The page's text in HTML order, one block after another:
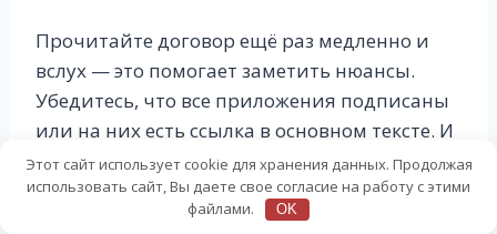
Прочитайте договор ещё раз медленно и
вслух — это помогает заметить нюансы.
Убедитесь, что все приложения подписаны
или на них есть ссылка в основном тексте. И
наконец, запишите, кто получит какой
экземпляр и где он будет храниться.
Этот сайт использует cookie для хранения данных. Продолжая
использовать сайт, Вы даете свое согласие на работу с этими
файлами.
OK